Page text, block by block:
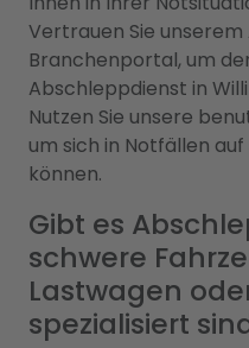
Vertrauen Sie
Branchenportal, um
Abschleppdienst in
Nutzen Sie unsere
um sich in Notfällen
können.
Gibt es
schwere
Lastwagen
spezialisiert